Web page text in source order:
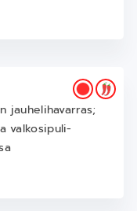
jauhelihavarras;
valkosipuli-